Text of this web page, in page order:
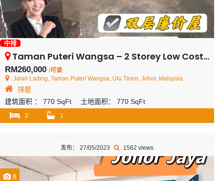
中排
Taman Puteri Wangsa – 2 Storey Low Cost House – For Sale
RM260,000 /可谈
Jalan Lading, Taman Puteri Wangsa, Ulu Tiram, Johor, Malaysia
排屋
建筑面积 ： 770 SqFt 土地面积： 770 SqFt
2 1
发布： 27/05/2023 1562 views
8